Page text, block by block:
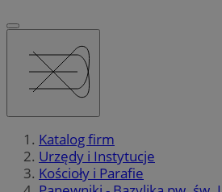
Katalog firm
Urzędy i Instytucje
Kościoły i Parafie